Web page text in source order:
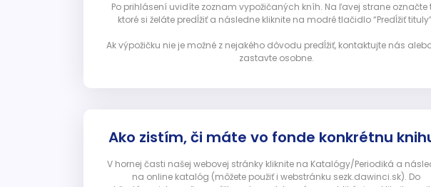
Po prihlásení uvidíte zoznam vypožičaných kníh. Na ľavej strane označte
ktoré si želáte predĺžiť a následne kliknite na modré tlačidlo “Predĺžiť
Ak výpožičku nie je možné z nejakého dôvodu predĺžiť, kontaktujte nás
zastavte osobne.
Ako zistím, či máte vo fonde konkrétnu
V hornej časti našej webovej stránky kliknite na Katalógy/Periodiká a
na online katalóg (môžete použiť i webstránku sezk.dawinci.sk). Do